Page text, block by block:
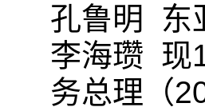
孔鲁明 东
李海瓒 现
务总理（